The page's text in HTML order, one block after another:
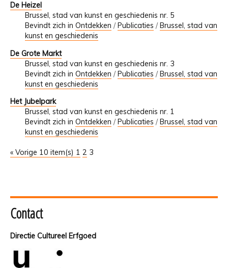
De Heizel
Brussel, stad van kunst en geschiedenis nr. 5
Bevindt zich in Ontdekken / Publicaties / Brussel, stad van
kunst en geschiedenis
De Grote Markt
Brussel, stad van kunst en geschiedenis nr. 3
Bevindt zich in Ontdekken /Publicaties /Brussel, stad van
kunst en geschiedenis
Het Jubelpark
Brussel, stad van kunst en geschiedenis nr. 1
Bevindt zich in Ontdekken /Publicaties /Brussel, stad van
kunst en geschiedenis
« Vorige 10 item(s) 1 2 3
Contact
Directie Cultureel Erfgoed